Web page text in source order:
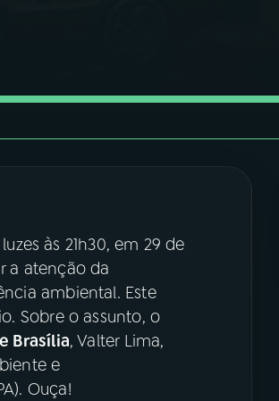
às 21h30, em 29 de
a atenção da
ambiental. Este
Sobre o assunto, o
Brasília, Valter Lima,
e
Ouça!